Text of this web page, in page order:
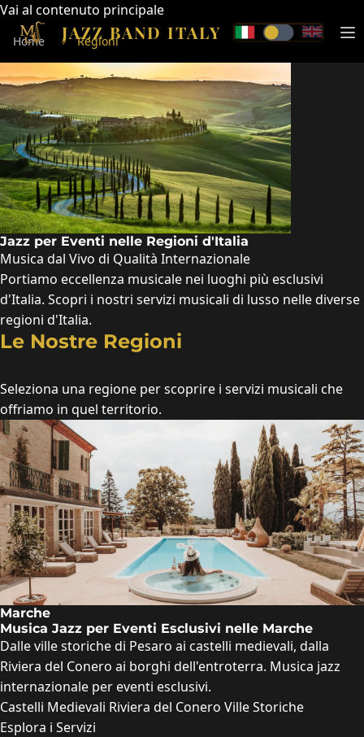
Vai al contenuto principale
JAZZ BAND ITALY
Home Regioni
Jazz per Eventi nelle Regioni d'Italia
Musica dal Vivo di Qualità Internazionale
Portiamo eccellenza musicale nei luoghi più esclusivi
d'Italia. Scopri i nostri servizi musicali di lusso nelle diverse
regioni d'Italia.
Le Nostre Regioni
Seleziona una regione per scoprire i servizi musicali che
offriamo in quel territorio.
Marche
Musica Jazz per Eventi Esclusivi nelle Marche
Dalle ville storiche di Pesaro ai castelli medievali, dalla
Riviera del Conero ai borghi dell'entroterra. Musica jazz
internazionale per eventi esclusivi.
Castelli Medievali Riviera del Conero Ville Storiche
Esplora i Servizi